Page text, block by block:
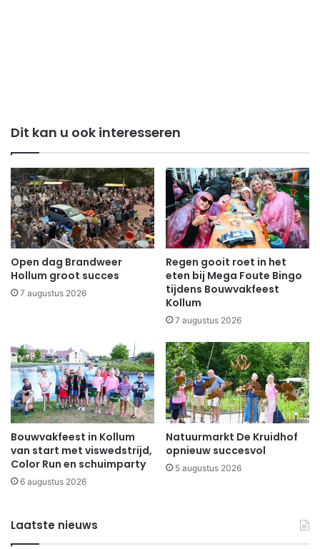
Dit kan u ook interesseren
Open dag Brandweer
Hollum groot succes
7 augustus 2026
Regen gooit roet in het
eten bij Mega Foute Bingo
tijdens Bouwvakfeest
Kollum
7 augustus 2026
Bouwvakfeest in Kollum
van start met viswedstrijd,
Color Run en schuimparty
6 augustus 2026
Natuurmarkt De Kruidhof
opnieuw succesvol
5 augustus 2026
Laatste nieuws